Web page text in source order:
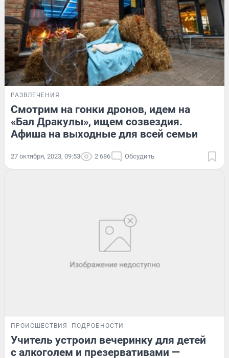
РАЗВЛЕЧЕНИЯ
Смотрим на гонки дронов, идем на
«Бал Дракулы», ищем созвездия.
Афиша на выходные для всей семьи
27 октября, 2023, 09:53 2 686 Обсудить
ПРОИСШЕСТВИЯ ПОДРОБНОСТИ
Учитель устроил вечеринку для детей
с алкоголем и презервативами —